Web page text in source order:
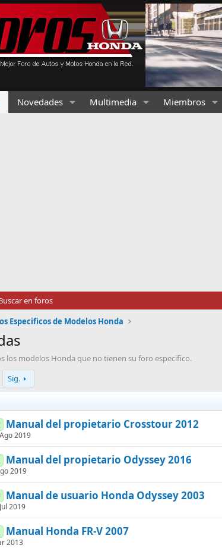
Novedades Multimedia Miembros
en foros
Especificos de Modelos Honda
los modelos Honda que no tienen su foro especifico.
Sig.
Manual del propietario Crosstour 2012
2019
Manual del propietario Odyssey 2016
2019
Manual de usuario Honda Odyssey 2003
2019
Manual Honda FR-V 2007
2013